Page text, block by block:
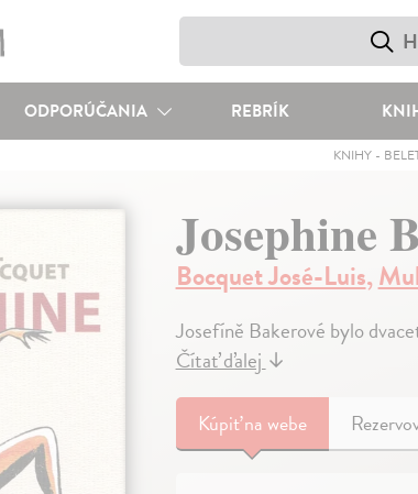
ODPORÚČANIA REBRÍK
KNIHY-
Josephine
Bocquet José-Luis,
Josefíně Bakerové bylo
Čítať ďalej↓
Kúpiťna webe